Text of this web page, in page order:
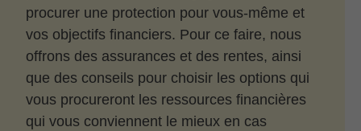
procurer une protection pour vous-même et
vos objectifs financiers. Pour ce faire, nous
offrons des assurances et des rentes, ainsi
que des conseils pour choisir les options qui
vous procureront les ressources financières
qui vous conviennent le mieux en cas